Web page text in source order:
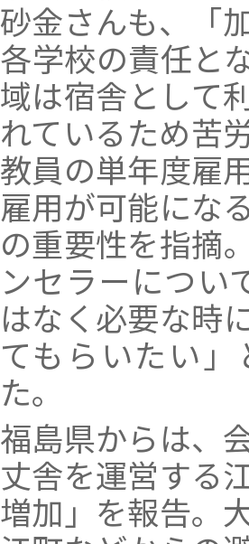
砂金さんも、「
各学校の責任と
域は宿舎として
れているため苦
教員の単年度雇
雇用が可能にな
の重要性を指摘
ンセラーについ
はなく必要な時
てもらいたい
た。
福島県からは、
丈舎を運営する
増加」を報告。